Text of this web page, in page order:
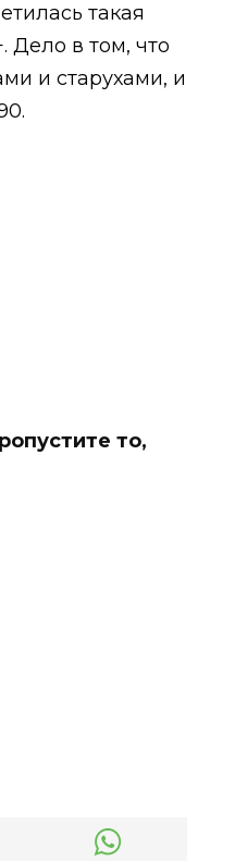
такая
Дело в том, что
и старухами, и
то,